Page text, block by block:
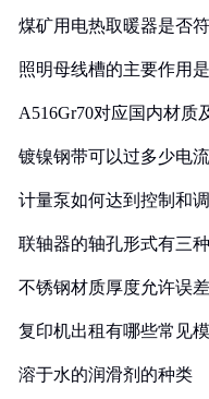
煤矿用电热取暖器是否
照明母线槽的主要作用
A516Gr70对应国内材质
镀镍钢带可以过多少电流
计量泵如何达到控制和
联轴器的轴孔形式有三
不锈钢材质厚度允许误
复印机出租有哪些常见
溶于水的润滑剂的种类